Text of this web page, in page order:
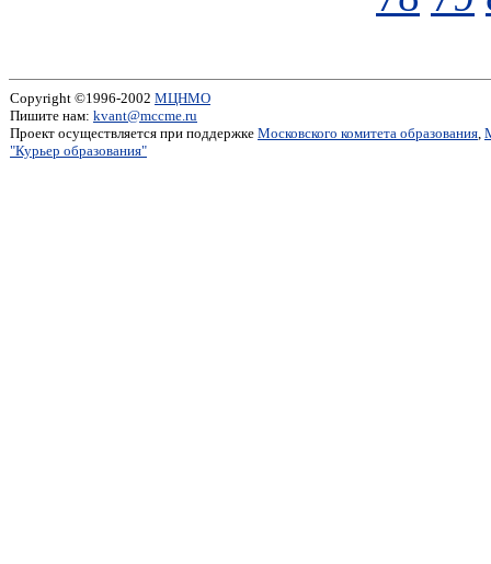
Copyright ©1996-2002 МЦНМО
Пишите нам: kvant@mccme.ru
Проект осуществляется при поддержке Московского комитета образования,
"Курьер образования"